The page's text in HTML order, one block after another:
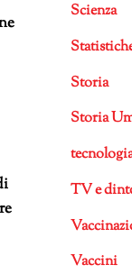
Scienza
Storia
Storia
TV e
Vaccini